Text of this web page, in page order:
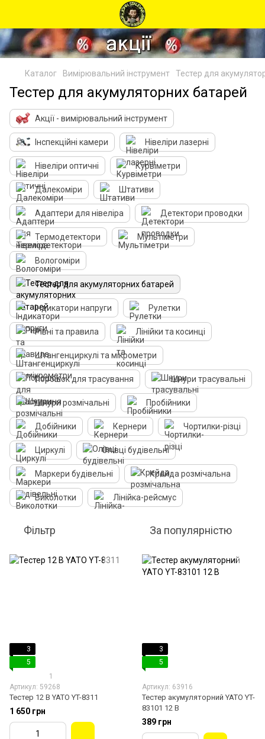
Каталог Вимірювальний інструмент Тестер для
Тестер для акумуляторних батарей
Акції - вимірювальний інструмент
Інспекційні камери Нівеліри лазерні
Нівеліри оптичні Курвіметри
Далекоміри Штативи
Адаптери для нівеліра Детектори проводки
Термодетектори Мультіметри
Вологоміри
Тестер для акумуляторних батарей
Індикатори напруги Рулетки
Рівні та правила Лінійки та косинці
Штангенциркулі та мікрометри
Порошок для трасування Шнури трасувальні
Шнури розмічальні Пробійники
Добійники Кернери Чортилки-різці
Циркулі Олівці будівельні
Маркери будівельні Крейда розмічальна
Виколотки Лінійка-рейсмус
Фільтр За популярністю
3
5
1
Артикул: 59268
Тестер 12 В YATO YT-8311
1 650 грн
3
5
Артикул: 63916
Тестер акумуляторний YATO YT-
83101 12 В
389 грн